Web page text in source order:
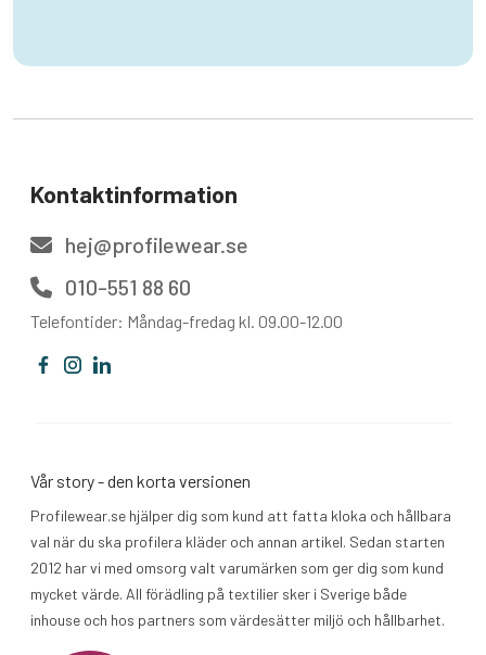
Kontaktinformation
hej@profilewear.se
010-551 88 60
Telefontider: Måndag-fredag kl. 09.00-12.00
Vår story - den korta versionen
Profilewear.se hjälper dig som kund att fatta kloka och hållbara
val när du ska profilera kläder och annan artikel. Sedan starten
2012 har vi med omsorg valt varumärken som ger dig som kund
mycket värde. All förädling på textilier sker i Sverige både
inhouse och hos partners som värdesätter miljö och hållbarhet.